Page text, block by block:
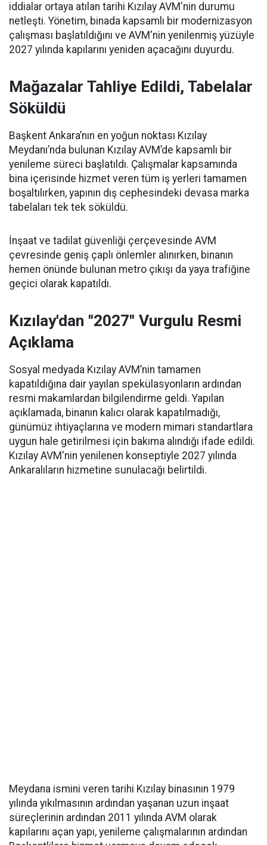
iddialar ortaya atılan tarihi Kızılay AVM'nin durumu
netleşti. Yönetim, binada kapsamlı bir modernizasyon
çalışması başlatıldığını ve AVM'nin yenilenmiş yüzüyle
2027 yılında kapılarını yeniden açacağını duyurdu.
Mağazalar Tahliye Edildi, Tabelalar
Söküldü
Başkent Ankara’nın en yoğun noktası Kızılay
Meydanı’nda bulunan Kızılay AVM’de kapsamlı bir
yenileme süreci başlatıldı. Çalışmalar kapsamında
bina içerisinde hizmet veren tüm iş yerleri tamamen
boşaltılırken, yapının dış cephesindeki devasa marka
tabelaları tek tek söküldü.
İnşaat ve tadilat güvenliği çerçevesinde AVM
çevresinde geniş çaplı önlemler alınırken, binanın
hemen önünde bulunan metro çıkışı da yaya trafiğine
geçici olarak kapatıldı.
Kızılay'dan "2027" Vurgulu Resmi
Açıklama
Sosyal medyada Kızılay AVM’nin tamamen
kapatıldığına dair yayılan spekülasyonların ardından
resmi makamlardan bilgilendirme geldi. Yapılan
açıklamada, binanın kalıcı olarak kapatılmadığı,
günümüz ihtiyaçlarına ve modern mimari standartlara
uygun hale getirilmesi için bakıma alındığı ifade edildi.
Kızılay AVM'nin yenilenen konseptiyle 2027 yılında
Ankaralıların hizmetine sunulacağı belirtildi.
Meydana ismini veren tarihi Kızılay binasının 1979
yılında yıkılmasının ardından yaşanan uzun inşaat
süreçlerinin ardından 2011 yılında AVM olarak
kapılarını açan yapı, yenileme çalışmalarının ardından